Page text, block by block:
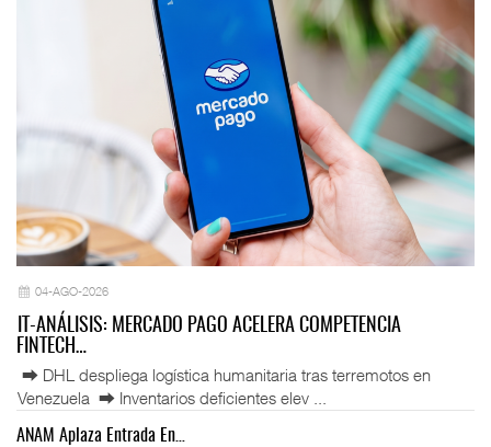
04-AGO-2026
IT-ANÁLISIS: MERCADO PAGO ACELERA COMPETENCIA
FINTECH…
⮕ DHL despliega logística humanitaria tras terremotos en
Venezuela ⮕ Inventarios deficientes elev ...
ANAM Aplaza Entrada En…